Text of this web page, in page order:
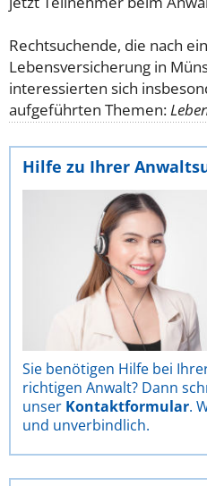
Rechtsuchende, die nach
Lebensversicherung in
interessierten sich
aufgeführten Themen:
Hilfe zu Ihrer
Sie benötigen Hilfe bei
richtigen Anwalt? Dann
unser Kontaktformular.
und unverbindlich.